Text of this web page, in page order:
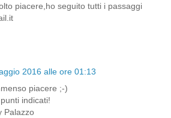
piacere,ho seguito tutti i passaggi
2016 alle ore 01:13
piacere ;-)
indicati!
Palazzo